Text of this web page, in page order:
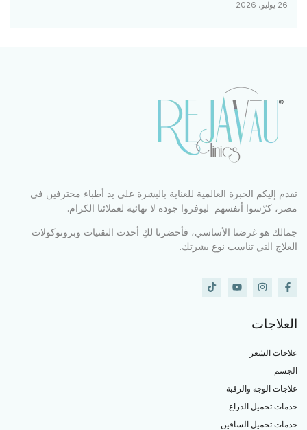
إليكم الخبرة العالمية للعناية بالبشرة على يد أطباء محترفين في
كرّسوا أنفسهم ليوفروا جودة لا نهائية لعملائنا الكرام.
هو غرضنا الأساسي، فأحضرنا لكِ أحدث التقنيات وبروتوكولات
التي تناسب نوع بشرتك.
الشعر
الوجه والرقبة
تجميل الذراع
تجميل الساقين